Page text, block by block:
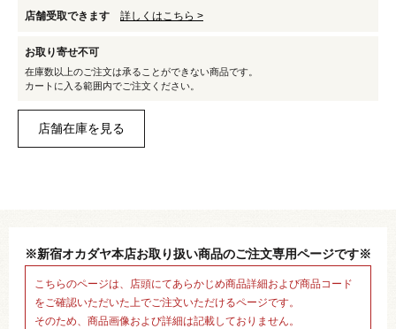
店舗受取できます 詳しくはこちら >
お取り寄せ不可
在庫数以上のご注文は承ることができない商品です。
カートに入る範囲内でご注文ください。
※新宿オカダヤ本店お取り扱い商品のご注文専用ページです※
こちらのページは、店頭にてあらかじめ商品詳細および商品コード
をご確認いただいた上でご注文いただけるページです。
そのため、商品画像および詳細は記載しておりません。